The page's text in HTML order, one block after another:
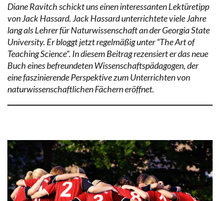
Diane Ravitch schickt uns einen interessanten Lektüretipp
von Jack Hassard. Jack Hassard unterrichtete viele Jahre
lang als Lehrer für Naturwissenschaft an der Georgia State
University. Er bloggt jetzt regelmäßig unter “The Art of
Teaching Science”. In diesem Beitrag rezensiert er das neue
Buch eines befreundeten Wissenschaftspädagogen, der
eine faszinierende Perspektive zum Unterrichten von
naturwissenschaftlichen Fächern eröffnet.